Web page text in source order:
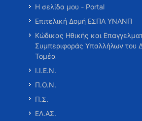
Η σελίδα μου - Portal
Επιτελική Δομή ΕΣΠΑ ΥΝΑΝΠ
Κώδικας Ηθικής και
Συμπεριφοράς Υπαλλήλων του
Τομέα
Ι.Ι.Ε.Ν.
Π.Ο.Ν.
Π.Σ.
ΕΛ.ΑΣ.